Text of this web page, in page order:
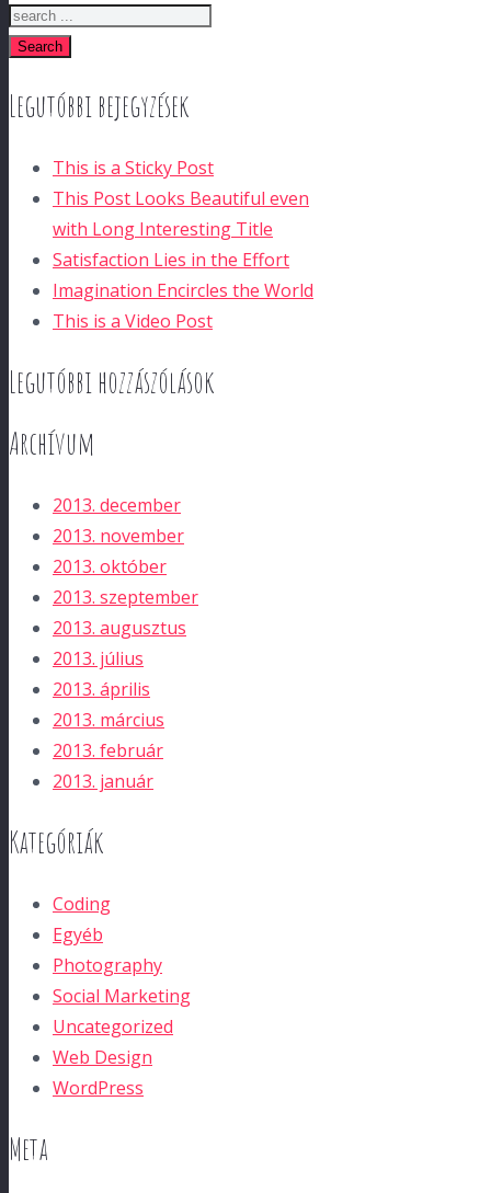
Search
Legutóbbi bejegyzések
This is a Sticky Post
This Post Looks Beautiful even
with Long Interesting Title
Satisfaction Lies in the Effort
Imagination Encircles the World
This is a Video Post
Legutóbbi hozzászólások
Archívum
2013. december
2013. november
2013. október
2013. szeptember
2013. augusztus
2013. július
2013. április
2013. március
2013. február
2013. január
Kategóriák
Coding
Egyéb
Photography
Social Marketing
Uncategorized
Web Design
WordPress
Meta